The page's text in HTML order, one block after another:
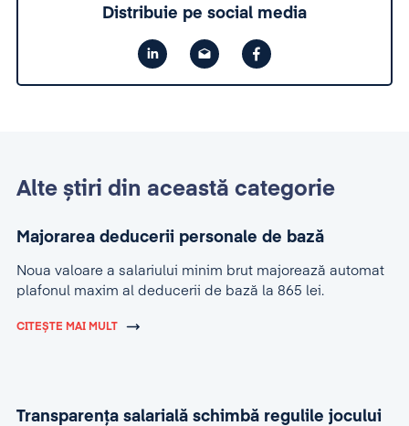
Distribuie pe social media
Alte știri din această categorie
Majorarea deducerii personale de bază
Noua valoare a salariului minim brut majorează automat
plafonul maxim al deducerii de bază la 865 lei.
CITEȘTE MAI MULT
Transparența salarială schimbă regulile jocului